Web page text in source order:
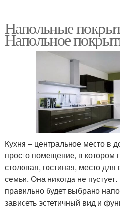
Напольные
Напольное
Кухня – центральное место в
просто помещение, в котором
столовая, гостиная, место для
семьи. Она никогда не пустует.
правильно будет выбрано
зависеть эстетичный вид и